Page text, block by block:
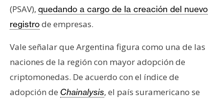
(PSAV), quedando a cargo de la creación del nuevo
registrode empresas.
Vale señalar que Argentina figura como una de las
naciones de la región con mayor adopción de
criptomonedas. De acuerdo con el índice de
adopción de Chainalysis, el país suramericano se